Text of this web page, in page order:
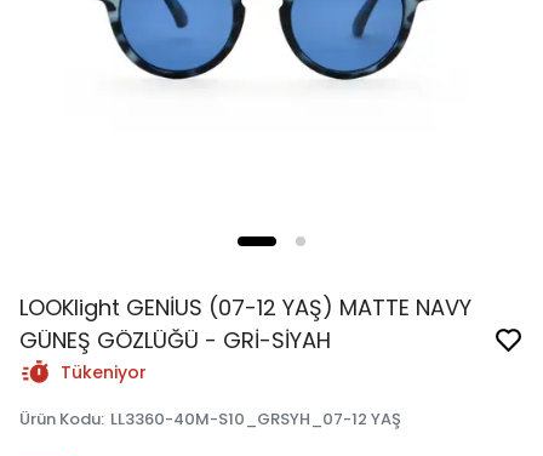
LOOKlight GENİUS (07-12 YAŞ) MATTE NAVY
GÜNEŞ GÖZLÜĞÜ - GRİ-SİYAH
Tükeniyor
Ürün Kodu: LL3360-40M-S10_GRSYH_07-12 YAŞ